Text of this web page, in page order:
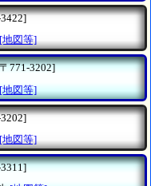
[地図等]
771-3202]
[地図等]
[地図等]